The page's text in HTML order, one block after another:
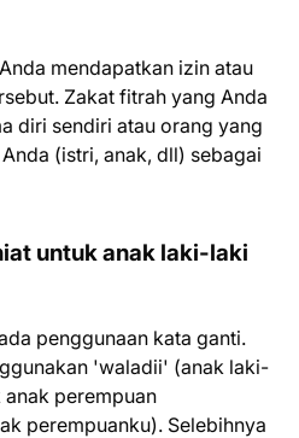
mendapatkan izin atau
Zakat fitrah yang Anda
diri sendiri atau orang yang
(istri, anak, dll) sebagai
untuk anak laki-laki
penggunaan kata ganti.
'waladii' (anak laki-
perempuan
perempuanku). Selebihnya